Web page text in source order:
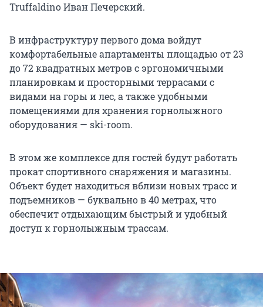
Truffaldino Иван Печерский.
В инфраструктуру первого дома войдут
комфортабельные апартаменты площадью от 23
до 72 квадратных метров с эргономичными
планировкам и просторными террасами с
видами на горы и лес, а также удобными
помещениями для хранения горнолыжного
оборудования — ski-room.
В этом же комплексе для гостей будут работать
прокат спортивного снаряжения и магазины.
Объект будет находиться вблизи новых трасс и
подъемников — буквально в 40 метрах, что
обеспечит отдыхающим быстрый и удобный
доступ к горнолыжным трассам.